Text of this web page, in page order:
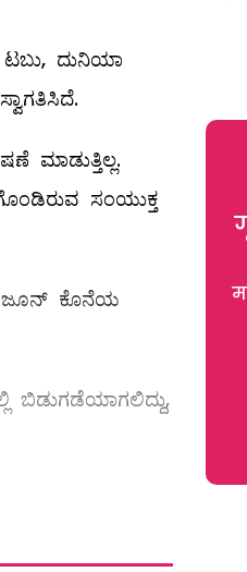
ಟಬು, ದುನಿಯಾ
ಮಾಡುತ್ತಿಲ್ಲ.
ಸಂಯುಕ್ತ
ಜೂನ್ ಕೊನೆಯ